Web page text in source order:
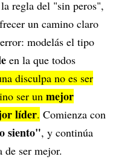
regla del "sin peros",
un camino claro
modelás el tipo
en la que todos
disculpa no es ser
ser un mejor
líder. Comienza con
siento", y continúa
ser mejor.